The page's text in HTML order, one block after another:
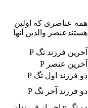
همه عناصری که اولین
هستندعنصر والدین آنها
آخرین فرزند تگ P
آخرین عنصر P
دو فرزند اول تگ P
دو فرزند آخر تگ P